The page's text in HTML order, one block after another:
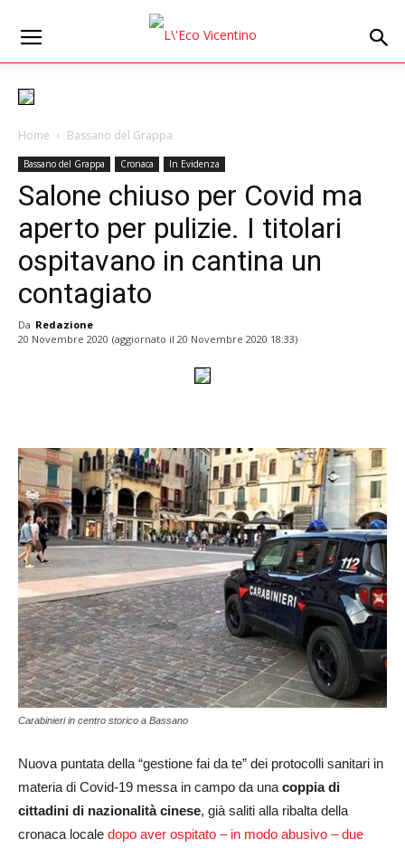
Home Bassano del Grappa
Bassano del Grappa Cronaca In Evidenza
Salone chiuso per Covid ma
aperto per pulizie. I titolari
ospitavano in cantina un
contagiato
Da Redazione
20 Novembre 2020 (aggiornato il 20 Novembre 2020 18:33)
Carabinieri in centro storico a Bassano
Nuova puntata della “gestione fai da te” dei protocolli sanitari in
materia di Covid-19 messa in campo da una coppia di
cittadini di nazionalità cinese, già saliti alla ribalta della
cronaca locale dopo aver ospitato – in modo abusivo – due